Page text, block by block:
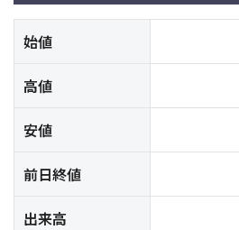
始値
高値
安値
前日終値
出来高